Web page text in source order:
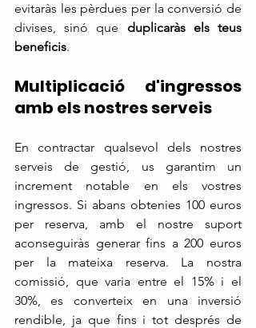
evitaràs les pèrdues per la conversió de
divises, sinó que duplicaràs els teus
beneficis.
Multiplicació d'ingressos
amb els nostres serveis
En contractar qualsevol dels nostres
serveis de gestió, us garantim un
increment notable en els vostres
ingressos. Si abans obtenies 100 euros
per reserva, amb el nostre suport
aconseguiràs generar fins a 200 euros
per la mateixa reserva. La nostra
comissió, que varia entre el 15% i el
30%, es converteix en una inversió
rendible, ja que fins i tot després de